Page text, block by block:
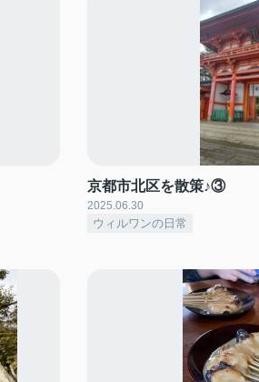
京都市北区を散策♪③
2025.06.30
ウィルワンの日常